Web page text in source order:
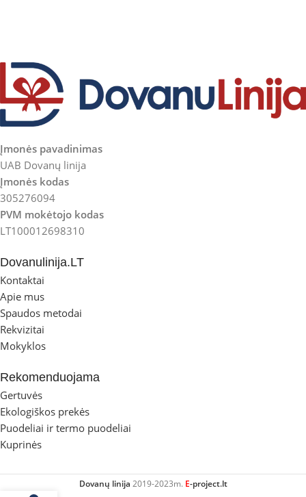
Įmonės pavadinimas
UAB Dovanų linija
Įmonės kodas
305276094
PVM mokėtojo kodas
LT100012698310
Dovanulinija.LT
Kontaktai
Apie mus
Spaudos metodai
Rekvizitai
Mokyklos
Rekomenduojama
Gertuvės
Ekologiškos prekės
Puodeliai ir termo puodeliai
Kuprinės
Dovanų linija 2019-2023m. E-project.lt